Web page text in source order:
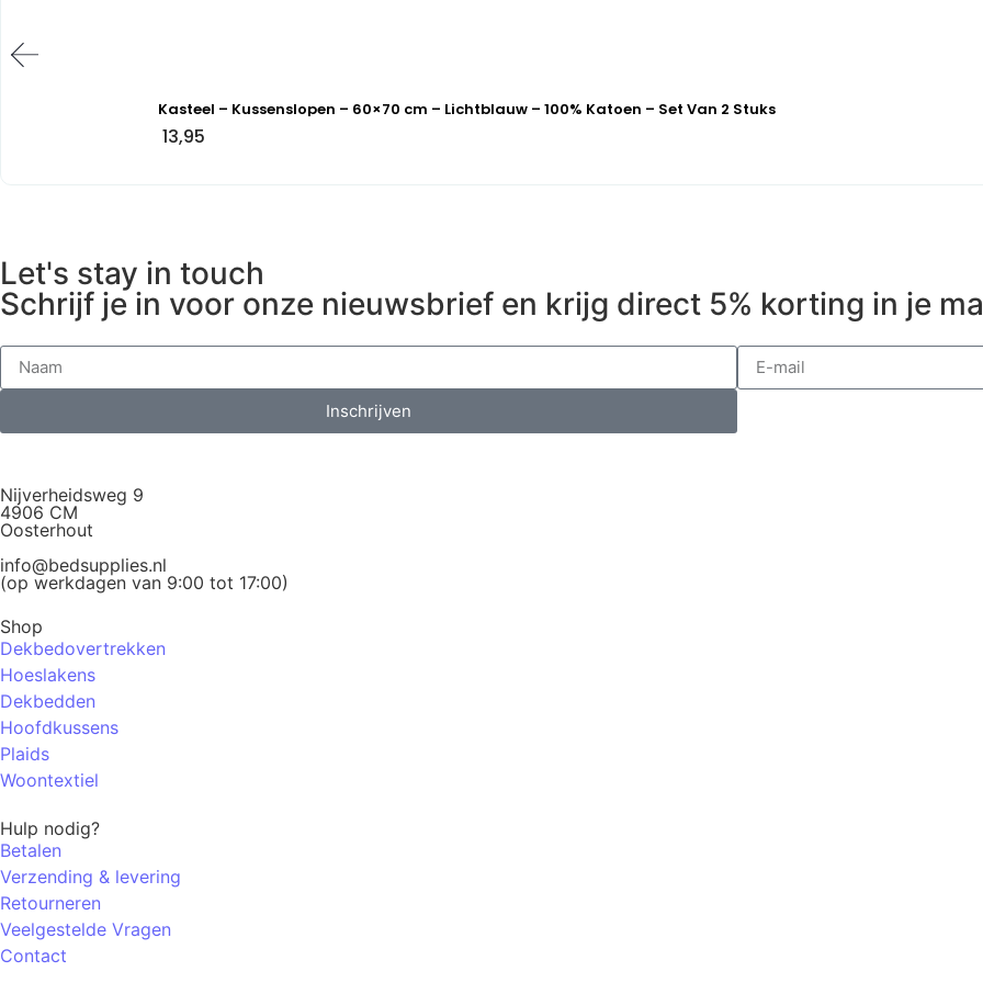
Kasteel – Kussenslopen – 60×70 cm – Lichtblauw – 100% Katoen – Set Van 2 Stuks
13,95
Let's stay in touch
Schrijf je in voor onze nieuwsbrief en krijg direct 5% korting in je
Inschrijven
Nijverheidsweg 9
4906 CM
Oosterhout
info@bedsupplies.nl
(op werkdagen van 9:00 tot 17:00)
Shop
Dekbedovertrekken
Hoeslakens
Dekbedden
Hoofdkussens
Plaids
Woontextiel
Hulp nodig?
Betalen
Verzending & levering
Retourneren
Veelgestelde Vragen
Contact